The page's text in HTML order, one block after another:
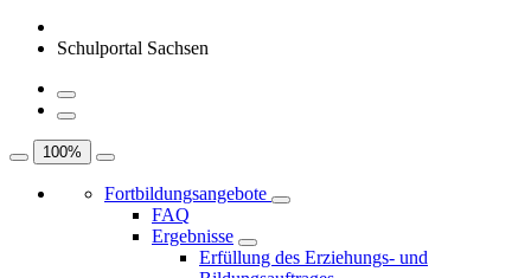
Schulportal Sachsen
100%
Fortbildungsangebote
FAQ
Ergebnisse
Erfüllung des Erziehungs- und